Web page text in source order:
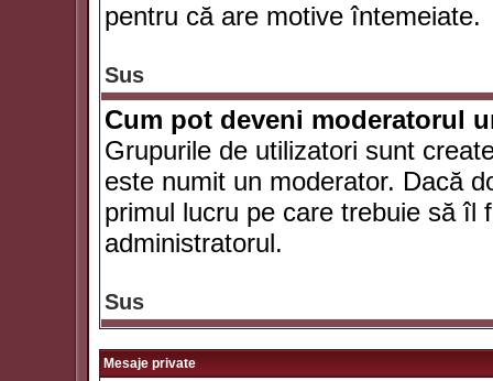
pentru că are motive întemeiate.
Sus
Cum pot deveni moderatorul
Grupurile de utilizatori sunt
este numit un moderator. Dacă
primul lucru pe care trebuie să îl
administratorul.
Sus
Mesaje private